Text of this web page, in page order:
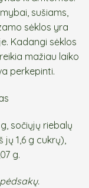
sušiams,
sėklos yra
Kadangi sėklos
mažiau laiko
perkepinti.
sočiųjų riebalų
1,6 g cukrų),
g.
pėdsakų.